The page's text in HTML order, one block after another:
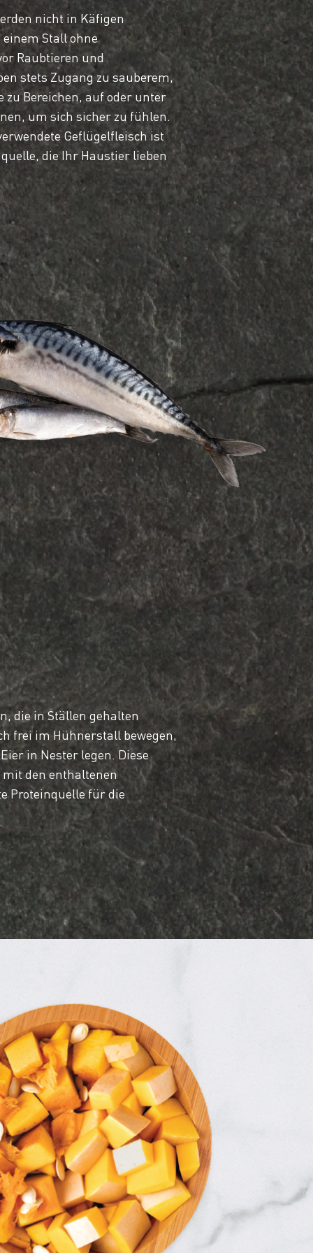
nicht in Käfigen
Stall ohne
Raubtieren und
stets Zugang zu sauberem,
zu Bereichen, auf oder unter
um sich sicher zu fühlen.
Geflügelfleisch ist
die Ihr Haustier lieben
die in Ställen gehalten
frei im Hühnerstall bewegen,
in Nester legen. Diese
den enthaltenen
Proteinquelle für die